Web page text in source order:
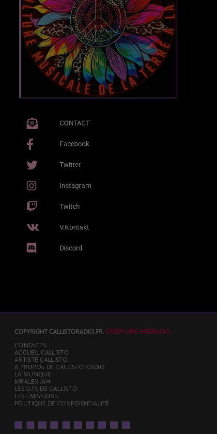
CONTACT
Facebook
Twitter
Instagram
Twitch
V.Kontakt
Discord
COPYRIGHT CALLISTORADIO.FR.CREER UNE WEBRADIO
CONTACTS
ACCUEIL CALLISTO
ARTISTE CALLISTO
A PROPOS DE CALLISTO RADIO
LA MUSIQUE
MRALEX JAH
LES DJ’S DE CALLISTO
LES ÉMISSIONS
POLITIQUE DE CONFIDENTIALITÉ